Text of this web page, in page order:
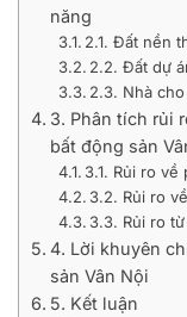
năng
2.1. Đất nền
2.2. Đất dự
2.3. Nhà
3. Phân tích rủi
bất động sản
3.1. Rủi ro
3.2. Rủi ro
3.3. Rủi ro
4. Lời khuyên
sản Vân Nội
5. Kết luận